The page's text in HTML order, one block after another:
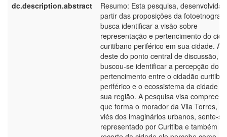
dc.description.abstract
Resumo: Esta pesquisa, desenvolvida
partir das proposições da
busca identificar a visão sobre
representação e pertencimento do
curitibano periférico em sua cidade. A
deste do ponto central de discussão,
buscou-se identificar a percepção do
pertencimento entre o cidadão
periférico e o ecossistema da cidade e
sua região. A pesquisa visa
que forma o morador da Vila Torres,
viés dos imaginários urbanos, sente-se
representado por Curitiba e também